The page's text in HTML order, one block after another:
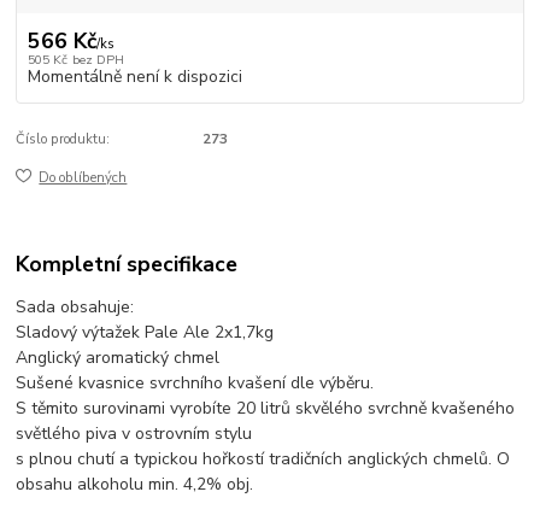
566 Kč/ks
505 Kč bez DPH
Momentálně není k dispozici
Číslo produktu: 273
Do oblíbených
Kompletní specifikace
Sada obsahuje:
Sladový výtažek Pale Ale 2x1,7kg
Anglický aromatický chmel
Sušené kvasnice svrchního kvašení dle výběru.
S těmito surovinami vyrobíte 20 litrů skvělého svrchně kvašeného
světlého piva v ostrovním stylu
s plnou chutí a typickou hořkostí tradičních anglických chmelů. O
obsahu alkoholu min. 4,2% obj.